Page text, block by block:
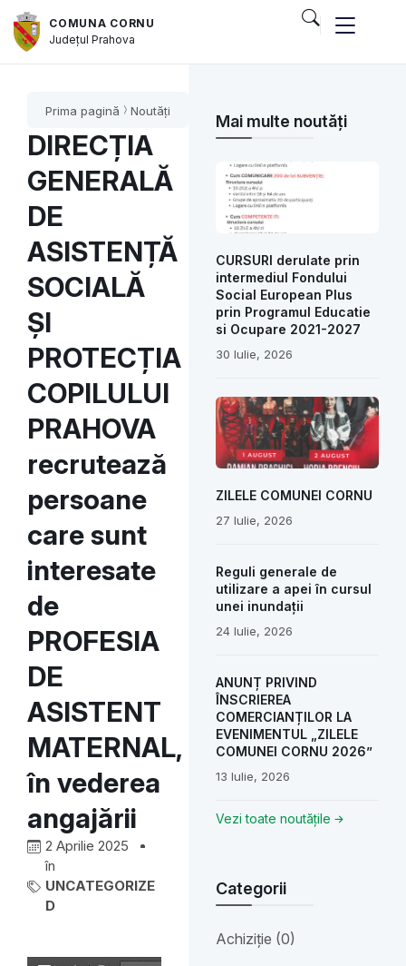
COMUNA CORNU
JudețulPrahova
Prima pagină Noutăți
DIRECȚIA
GENERALĂ
DE
ASISTENȚĂ
SOCIALĂ
ȘI
PROTECȚIA
COPILULUI
PRAHOVA
recrutează
persoane
care sunt
interesate
de
PROFESIA
DE
ASISTENT
MATERNAL,
în vederea
angajării
2 Aprilie 2025
în
UNCATEGORIZE
D
Mai multe noutăți
CURSURI derulate prin
intermediul Fondului
Social European Plus
prin Programul Educatie
si Ocupare 2021-2027
30 Iulie, 2026
ZILELE COMUNEI CORNU
27 Iulie, 2026
Reguli generale de
utilizare a apei în cursul
unei inundații
24 Iulie, 2026
ANUNȚ PRIVIND
ÎNSCRIEREA
COMERCIANȚILOR LA
EVENIMENTUL „ZILELE
COMUNEI CORNU 2026”
13 Iulie, 2026
Vezi toate noutățile
Categorii
Achiziție (0)